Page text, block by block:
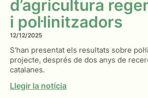
d’agricultura
i pol·linitzadors
12/12/2025
S'han presentat els resultats sobre
projecte, després de dos anys de
catalanes.
Llegir la notícia